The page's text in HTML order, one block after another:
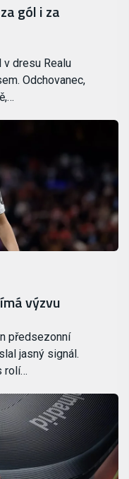
gól i za
dresu Realu
Odchovanec,
výzvu
předsezonní
jasný signál.
rolí…